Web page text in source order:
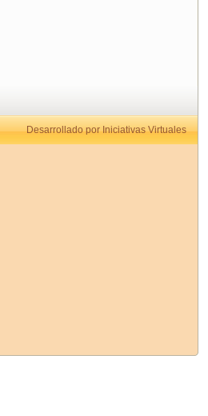
Desarrollado por Iniciativas Virtuales